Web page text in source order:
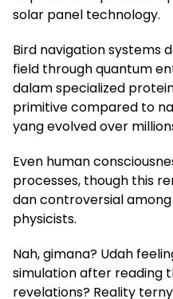
solar panel technology.
Bird navigation systems
field through quantum
dalam specialized
primitive compared to
yang evolved over
Even human
processes, though this
dan controversial
physicists.
Nah, gimana? Udah
simulation after reading
revelations? Reality